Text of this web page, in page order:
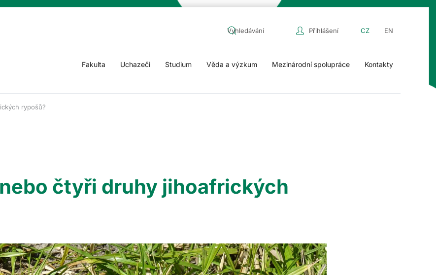
Přihlášení CZ EN
Fakulta Uchazeči Studium Věda a výzkum Mezinárodní spolupráce Kontakty
rypošů?
čtyři druhy jihoafrických